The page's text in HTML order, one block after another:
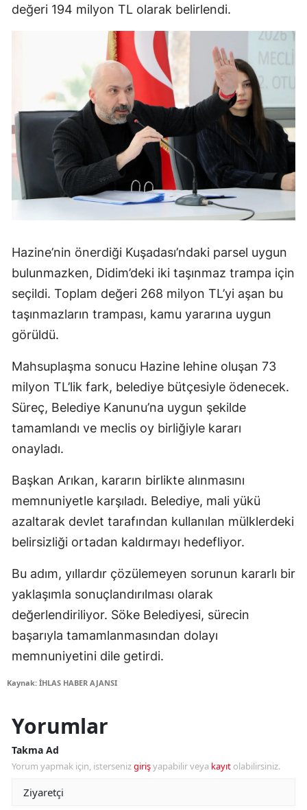
değeri 194 milyon TL olarak belirlendi.
Hazine’nin önerdiği Kuşadası’ndaki parsel uygun
bulunmazken, Didim’deki iki taşınmaz trampa için
seçildi. Toplam değeri 268 milyon TL’yi aşan bu
taşınmazların trampası, kamu yararına uygun
görüldü.
Mahsuplaşma sonucu Hazine lehine oluşan 73
milyon TL’lik fark, belediye bütçesiyle ödenecek.
Süreç, Belediye Kanunu’na uygun şekilde
tamamlandı ve meclis oy birliğiyle kararı
onayladı.
Başkan Arıkan, kararın birlikte alınmasını
memnuniyetle karşıladı. Belediye, mali yükü
azaltarak devlet tarafından kullanılan mülklerdeki
belirsizliği ortadan kaldırmayı hedefliyor.
Bu adım, yıllardır çözülemeyen sorunun kararlı bir
yaklaşımla sonuçlandırılması olarak
değerlendiriliyor. Söke Belediyesi, sürecin
başarıyla tamamlanmasından dolayı
memnuniyetini dile getirdi.
Kaynak: İHLAS HABER AJANSI
Yorumlar
Takma Ad
Yorum yapmak için, istersenizgirişyapabilir veya kayıt olabilirsiniz.